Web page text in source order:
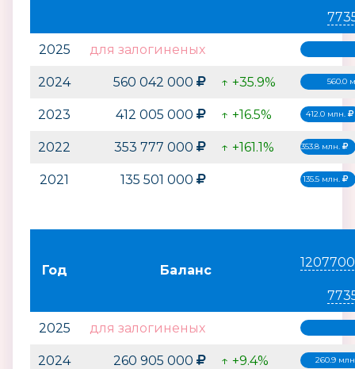
2025 для залогиненых
2024 560 042 000 ↑ +35.9% 560.0
2023 412 005 000 ↑ +16.5% 412.0 млн.
2022 353 777 000 ↑ +161.1% 353.8 млн.
2021 135 501 000 135.5 млн.
Год Баланс
2025 для залогиненых
2024 260 905 000 ↑ +9.4% 260.9